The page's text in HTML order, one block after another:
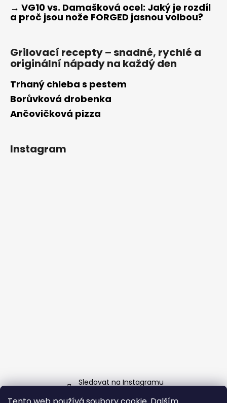
→ VG10 vs. Damašková ocel: Jaký je rozdíl
a proč jsou nože FORGED jasnou volbou?
Grilovací recepty – snadné, rychlé a
originální nápady na každý den
Trhaný chleba s pestem
Borůvková drobenka
Ančovičková pizza
Instagram
Sledovat na Instagramu